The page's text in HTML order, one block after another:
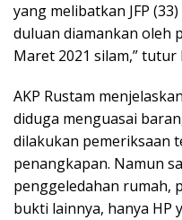
yang melibatkan JFP
duluan diamankan oleh
Maret 2021 silam,”
AKP Rustam
diduga menguasai
dilakukan pemeriksaan
penangkapan. Namun
penggeledahan rumah,
bukti lainnya, hanya HP